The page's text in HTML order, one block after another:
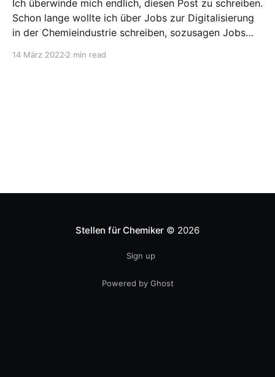
Ich überwinde mich endlich, diesen Post zu schreiben.
Schon lange wollte ich über Jobs zur Digitalisierung
in der Chemieindustrie schreiben, sozusagen Jobs
14 März 2022 2 min read
Stellen für Chemiker © 2026
Sign up
Powered by Ghost